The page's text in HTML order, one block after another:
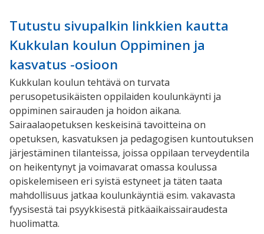
Tutustu sivupalkin linkkien kautta
Kukkulan koulun Oppiminen ja
kasvatus -osioon
Kukkulan koulun tehtävä on turvata
perusopetusikäisten oppilaiden koulunkäynti ja
oppiminen sairauden ja hoidon aikana.
Sairaalaopetuksen keskeisinä tavoitteina on
opetuksen, kasvatuksen ja pedagogisen kuntoutuksen
järjestäminen tilanteissa, joissa oppilaan terveydentila
on heikentynyt ja voimavarat omassa koulussa
opiskelemiseen eri syistä estyneet ja täten taata
mahdollisuus jatkaa koulunkäyntiä esim. vakavasta
fyysisestä tai psyykkisestä pitkäaikaissairaudesta
huolimatta.